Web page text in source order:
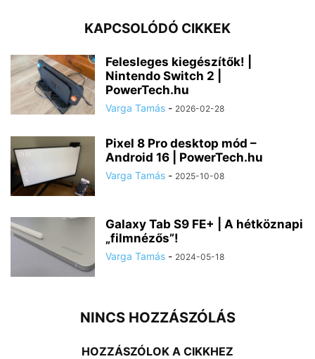
KAPCSOLÓDÓ CIKKEK
Felesleges kiegészítők! |
Nintendo Switch 2 |
PowerTech.hu
Varga Tamás - 2026-02-28
Pixel 8 Pro desktop mód –
Android 16 | PowerTech.hu
Varga Tamás - 2025-10-08
Galaxy Tab S9 FE+ | A hétköznapi
„filmnézős”!
Varga Tamás - 2024-05-18
NINCS HOZZÁSZÓLÁS
HOZZÁSZÓLOK A CIKKHEZ